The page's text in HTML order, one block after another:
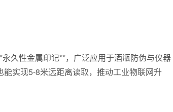
久性金属印记**，广泛应用于酒瓶防伪与仪器
实现5-8米远距离读取，推动工业物联网升